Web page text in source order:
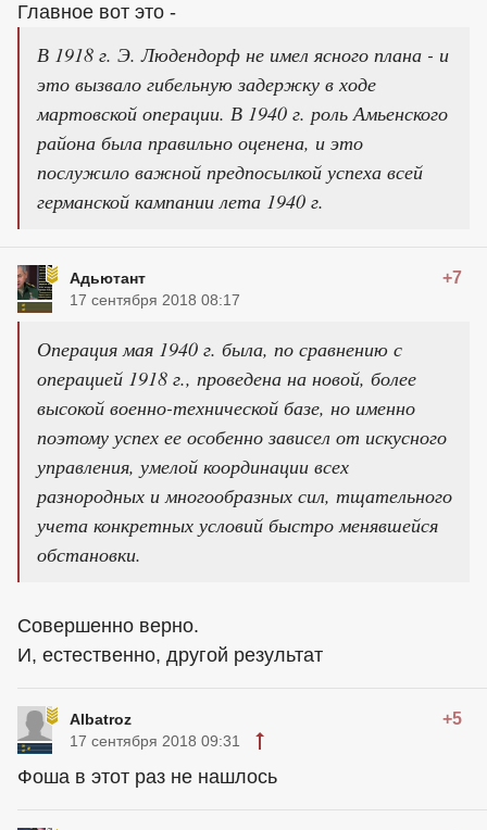
Главное вот это -
В 1918 г. Э. Людендорф не имел ясного плана - и
это вызвало гибельную задержку в ходе
мартовской операции. В 1940 г. роль Амьенского
района была правильно оценена, и это
послужило важной предпосылкой успеха всей
германской кампании лета 1940 г.
Адьютант +7
17 сентября 2018 08:17
Операция мая 1940 г. была, по сравнению с
операцией 1918 г., проведена на новой, более
высокой военно-технической базе, но именно
поэтому успех ее особенно зависел от искусного
управления, умелой координации всех
разнородных и многообразных сил, тщательного
учета конкретных условий быстро менявшейся
обстановки.
Совершенно верно.
И, естественно, другой результат
Albatroz +5
17 сентября 2018 09:31
Фоша в этот раз не нашлось